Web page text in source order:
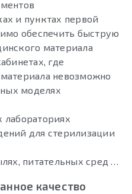
и пунктах первой
обеспечить быструю
материала
где
невозможно
моделях
для стерилизации
питательных сред …
качество